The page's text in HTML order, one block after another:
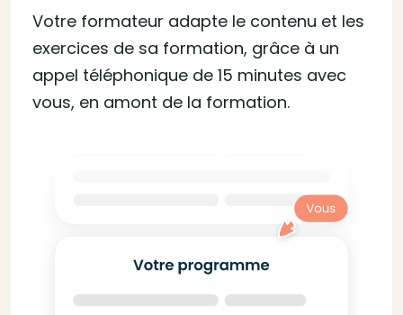
Votre formateur adapte le contenu et les
exercices de sa formation, grâce à un
appel téléphonique de 15 minutes avec
vous, en amont de la formation.